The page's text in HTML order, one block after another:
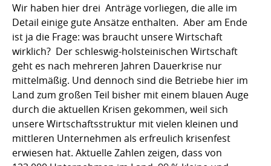
Wir haben hier drei Anträge vorliegen, die alle im
Detail einige gute Ansätze enthalten. Aber am Ende
ist ja die Frage: was braucht unsere Wirtschaft
wirklich? Der schleswig-holsteinischen Wirtschaft
geht es nach mehreren Jahren Dauerkrise nur
mittelmäßig. Und dennoch sind die Betriebe hier im
Land zum großen Teil bisher mit einem blauen Auge
durch die aktuellen Krisen gekommen, weil sich
unsere Wirtschaftsstruktur mit vielen kleinen und
mittleren Unternehmen als erfreulich krisenfest
erwiesen hat. Aktuelle Zahlen zeigen, dass von